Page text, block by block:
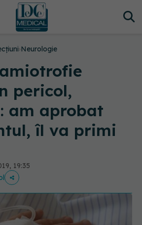
›Neurologie
pericol,
am aprobat
îl va primi
19:35